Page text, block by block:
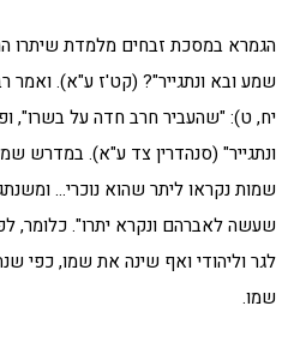
הגמרא במסכת זבחים מלמדת שיתרו
שמע ובא ונתגייר"? (קט'ז ע"א). ואמר
יח, ט): "שהעביר חרב חדה על בשרו",
ונתגייר" (סנהדרין צד ע"א). במדרש
שמות נקראו ליתר שהוא נוכרי…
שעשה לאברהם ונקרא יתרו". כלומר,
לגר וליהודי ואף שינה את שמו, כפי
שמו.